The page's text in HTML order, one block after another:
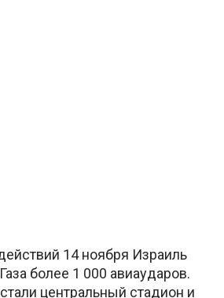
14 ноября Израиль
более 1 000 авиаударов.
центральный стадион и